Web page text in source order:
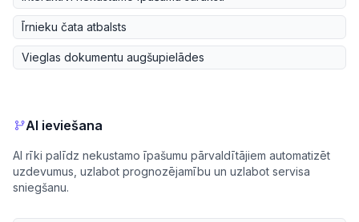
Īrnieku čata atbalsts
Vieglas dokumentu augšupielādes
AI ieviešana
AI rīki palīdz nekustamo īpašumu pārvaldītājiem automatizēt
uzdevumus, uzlabot prognozējamību un uzlabot servisa
sniegšanu.